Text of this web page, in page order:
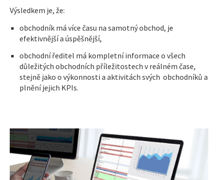
Výsledkem je, že:
obchodník má více času na samotný obchod, je
efektivnější a úspěšnější,
obchodní ředitel má kompletní informace o všech
důležitých obchodních příležitostech v reálném čase,
stejně jako o výkonnosti a aktivitách svých obchodníků a
plnění jejich KPIs.